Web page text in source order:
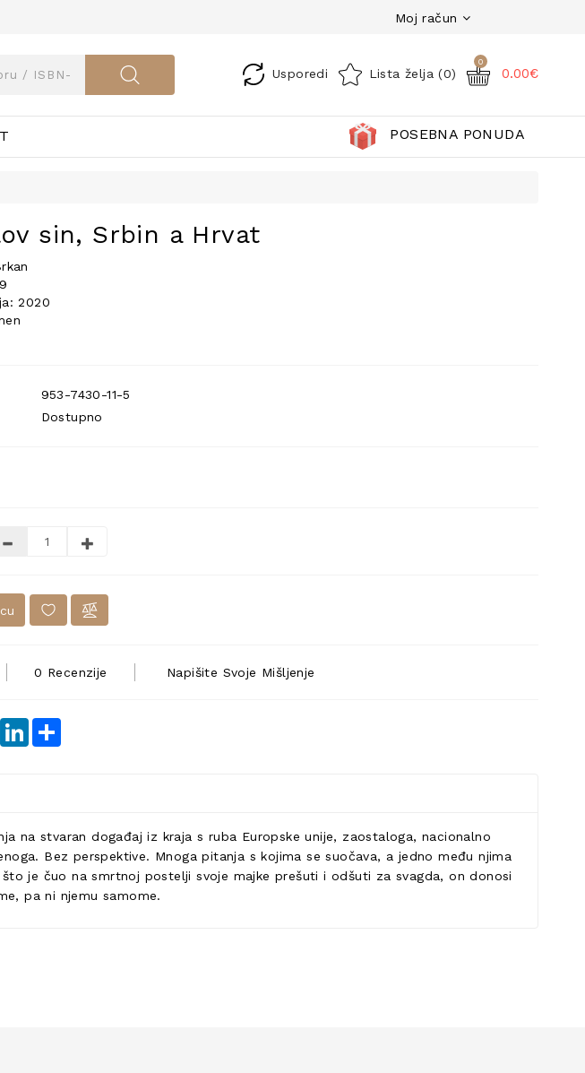
Moj račun
Usporedi Lista želja (0)
0
0.00€
POSEBNA PONUDA
sin, Srbin a Hrvat
2020
953-7430-11-5
Dostupno
0 Recenzije Napišite Svoje Mišljenje
PinterestLinkedIn
na stvaran događaj iz kraja s ruba Europske unije, zaostaloga, nacionalno
Bez perspektive. Mnoga pitanja s kojima se suočava, a jedno među njima
je čuo na smrtnoj postelji svoje majke prešuti i odšuti za svagda, on donosi
pa ni njemu samome.